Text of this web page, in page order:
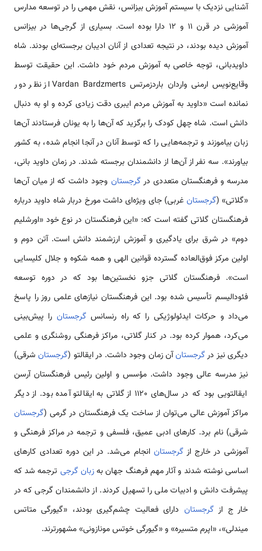
آشنایی نزدیک با سیستم آموزش بیزانس، نقش مهمی را در توسعه مدارس
آموزشی در قرن 11 و 12 دارا بوده است. بسیاری از گرجی‌ها در بیزانس
آموزش دیده بودند، در نتیجه تعدادی از آنان ادیبان برجسته‌ای بودند. شاه
داویدبانی، توجه خاصی به آموزش مردم خود داشت. این حقیقت توسط
وقایع‌نویس ارمنی واردان باردزمرتس Vardan Bardzmerts از نظر دور
نمانده است «داوید به آموزش مردم ایبری دقت زیادی کرده و او به دنبال
دانش است. شاه چهل کودک را برگزید که آن‌ها را به یونان فرستادند آن‌ها
زبان بیاموزند و ترجمه‌هایی را که توسط آنان در آنجا انجام شده، به کشور
بیاورند». سه نفر از آن‌ها از دانشمندان برجسته شدند. در زمان داوید بانی،
مدرسه و فرهنگستان متعددی در گرجستان وجود داشت که از میان آن‌ها
«گلاتی» (گرجستان غربی) جای ویژه‌ای داشت مورخ دربار شاه داوید درباره
فرهنگستان گلاتی گفته است که: «این فرهنگستان در نوع خود «اورشلیم
دوم» در شرق برای یادگیری و آموزش ارزشمند دانش است. آتن دوم و
اولین مرکز فوق‌العاده گسترده قوانین الهی و همه شکوه و جلال کلیسایی
است». فرهنگستان گلاتی جزو نخستین‌ها بود که در دوره توسعه
فئودالیسم تأسیس شده بود. این فرهنگستان نیازهای علمی روز را پاسخ
می‌داد و حرکات ایدئولوژیکی را که راه رنسانس گرجستان را پیش‌بینی
می‌کرد، هموار کرده بود. در کنار گلاتی، مراکز فرهنگی روشنگری و علمی
دیگری نیز درگرجستانآن زمان وجود داشت. در ایقالتو (گرجستانشرقی)
نیز مدرسه عالی وجود داشت. مؤسس و اولین رئیس فرهنگستان آرسن
ایقالتویی بود که در سال‌های 1120 از گلاتی به ایقالتو آمده بود. از دیگر
مراکز آموزش عالی می‌توان از ساخت یک فرهنگستان در گرمی (گرجستان
شرقی) نام برد. کارهای ادبی عمیق، فلسفی و ترجمه در مراکز فرهنگی و
آموزشی در خارج از گرجستان انجام می‌شد. در این دوره تعدادی کارهای
اساسی نوشته شدند و آثار مهم فرهنگ جهان بهزبان گرجی ترجمه شد که
پیشرفت دانش و ادبیات ملی را تسهیل کردند. از دانشمندان گرجی که در
خار ج از گرجستان دارای فعالیت چشم‌گیری بودند، «گیورگی متاتس
میندلی»، «اپرم متسیره» و «گیورگی خوتس مونازونی» مشهورترند.